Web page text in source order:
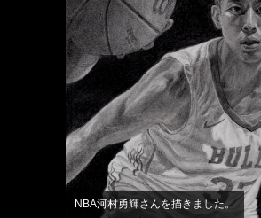
NBA河村勇輝さんを描きました。